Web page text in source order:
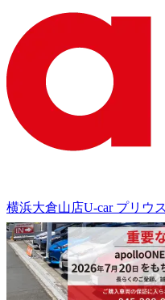
横浜大倉山店U-car プリウ